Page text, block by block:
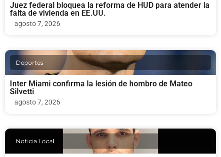
Juez federal bloquea la reforma de HUD para atender la
falta de vivienda en EE.UU.
agosto 7, 2026
Deportes
Inter Miami confirma la lesión de hombro de Mateo
Silvetti
agosto 7, 2026
Noticia Local